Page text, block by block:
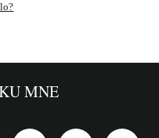
MNE